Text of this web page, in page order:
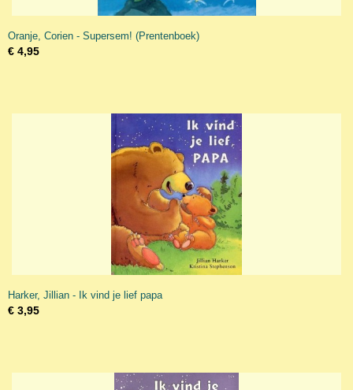
Oranje, Corien - Supersem! (Prentenboek)
€ 4,95
Harker, Jillian - Ik vind je lief papa
€ 3,95